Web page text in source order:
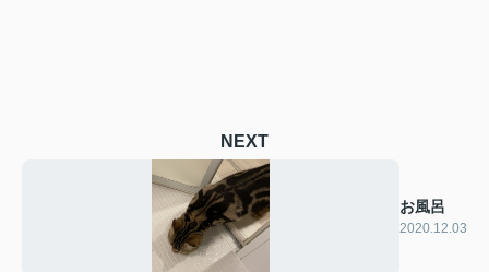
NEXT
お風呂
2020.12.03